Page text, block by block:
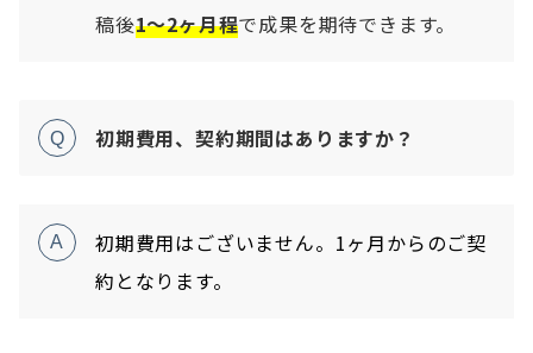
稿後1〜2ヶ月程で成果を期待できます。
Q 初期費用、契約期間はありますか？
A
初期費用はございません。1ヶ月からのご契
約となります。